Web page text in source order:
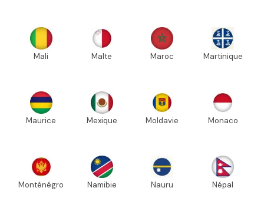
Mali Malte Maroc Martinique
Maurice Mexique Moldavie Monaco
Monténégro Namibie Nauru Népal